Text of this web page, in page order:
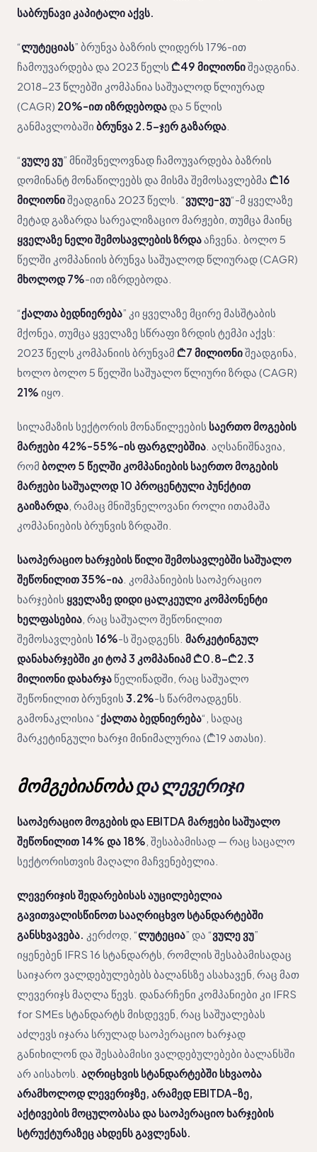
საბრუნავი კაპიტალი აქვს.
“ლუტეციას” ბრუნვა ბაზრის ლიდერს 17%-ით
ჩამოუვარდება და 2023 წელს ₾49 მილიონიშეადგინა.
2018-23 წლებში კომპანია საშუალოდ წლიურად
(CAGR) 20%-ით იზრდებოდადა 5 წლის
განმავლობაში ბრუნვა 2.5-ჯერ გაზარდა
“ვულე ვუ” მნიშვნელოვნად ჩამოუვარდება ბაზრის
დომინანტ მონაწილეებს და მისმა შემოსავლებმა ₾16
მილიონიშეადგინა 2023 წელს. “ვულე-ვუ“-მ ყველაზე
მეტად გაზარდა სარეალიზაციო მარჟები, თუმცა მაინც
ყველაზე ნელი შემოსავლების ზრდააჩვენა. ბოლო 5
წელში კომპანიის ბრუნვა საშუალოდ წლიურად (CAGR)
მხოლოდ 7%-ით იზრდებოდა.
“ქალთა ბედნიერება” კი ყველაზე მცირე მასშტაბის
მქონეა, თუმცა ყველაზე სწრაფი ზრდის ტემპი აქვს:
2023 წელს კომპანიის ბრუნვამ ₾7 მილიონიშეადგინა,
ხოლო ბოლო 5 წელში საშუალო წლიური ზრდა (CAGR)
21% იყო.
სილამაზის სექტორის მონაწილეების საერთო მოგების
მარჟები 42%-55%-ის ფარგლებშია . აღსანიშნავია,
რომ ბოლო 5 წელში კომპანიების საერთო მოგების
მარჟები საშუალოდ 10 პროცენტული პუნქტით
გაიზარდა , რამაც მნიშვნელოვანი როლი ითამაშა
კომპანიების ბრუნვის ზრდაში.
საოპერაციო ხარჯების წილი შემოსავლებში საშუალო
შეწონილით 35%-ია . კომპანიების საოპერაციო
ხარჯების ყველაზე დიდი ცალკეული კომპონენტი
ხელფასებია , რაც საშუალო შეწონილით
შემოსავლების 16%-ს შეადგენს. მარკეტინგულ
დანახარჯებში კი ტოპ 3 კომპანიამ ₾0.8-₾2.3
მილიონი დახარჯა წელიწადში, რაც საშუალო
შეწონილით ბრუნვის 3.2%-ს წარმოადგენს.
გამონაკლისია “ქალთა ბედნიერება“, სადაც
მარკეტინგული ხარჯი მინიმალურია (₾19 ათასი).
მომგებიანობადა ლევერიჯი
საოპერაციო მოგების და EBITDA მარჟები საშუალო
შეწონილით 14% და 18% , შესაბამისად — რაც საცალო
სექტორისთვის მაღალი მაჩვენებელია.
ლევერიჯის შედარებისას აუცილებელია
გავითვალისწინოთ სააღრიცხვო სტანდარტებში
განსხვავება. კერძოდ, “ლუტეცია” და “ვულე ვუ”
იყენებენ IFRS 16 სტანდარტს, რომლის შესაბამისადაც
საიჯარო ვალდებულებებს ბალანსზე ასახავენ, რაც მათ
ლევერიჯს მაღლა წევს. დანარჩენი კომპანიები კი IFRS
for SMEs სტანდარტს მისდევენ, რაც საშუალებას
აძლევს იჯარა სრულად საოპერაციო ხარჯად
განიხილონ და შესაბამისი ვალდებულებები ბალანსში
არ აისახოს. აღრიცხვის სტანდარტებში სხვაობა
არამხოლოდ ლევერიჯზე, არამედ EBITDA-ზე,
აქტივების მოცულობასა და საოპერაციო ხარჯების
სტრუქტურაზეც ახდენს გავლენას.